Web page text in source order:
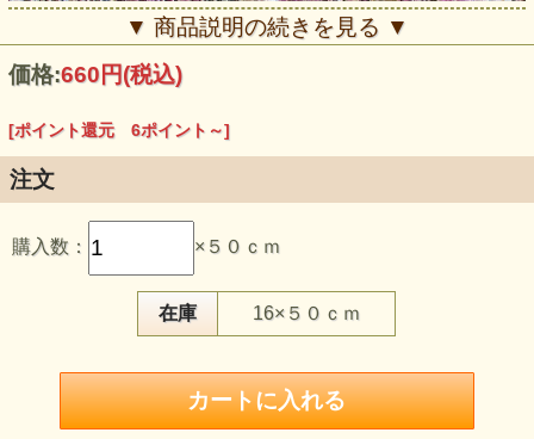
この生地のおすすめポイント
・コードで縁取った立体的な花柄に、濃いピンク・茶・オレ
ンジ系のぼかしプリントを重ねています。
・ラメが光の角度によってきらめき、暖色系の花柄に華やか
・ポリエステル100％、145cm幅のやや薄手のラッセルレー
・伸びのないタイプのため、ゆとりや開きのあるデザインで
ご検討ください。
・ドレス、ボレロ、ブラウス、ステージ衣装、袖やヨークの
部分使いなどに向いています。
▼ 商品説明の続きを見る ▼
価格:660円(税込)
[ポイント還元 6ポイント～]
注文
購入数： ×５０ｃｍ
在庫 16×５０ｃｍ